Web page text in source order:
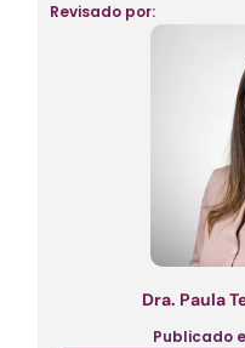
Revisado por:
Dra. Paula
Publicado